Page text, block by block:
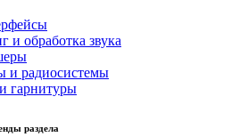
и обработка звука
и радиосистемы
гарнитуры
раздела